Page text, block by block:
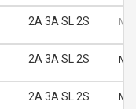
2A 3A SL 2S M
2A 3A SL 2S M
2A 3A SL 2S M